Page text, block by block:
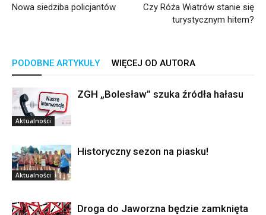
Nowa siedziba policjantów
Czy Róża Wiatrów stanie się
turystycznym hitem?
PODOBNE ARTYKUŁY WIĘCEJ OD AUTORA
Aktualności
ZGH „Bolesław” szuka źródła hałasu
Aktualności
Historyczny sezon na piasku!
Droga do Jaworzna będzie zamknięta